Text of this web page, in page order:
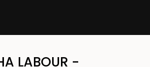
bateau
LABOUR -